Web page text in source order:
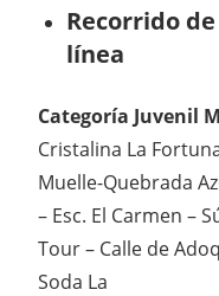
Recorrido
línea
Categoría Juvenil
Cristalina La
Muelle-Quebrada
– Esc. El Carmen –
Tour – Calle de
Soda La